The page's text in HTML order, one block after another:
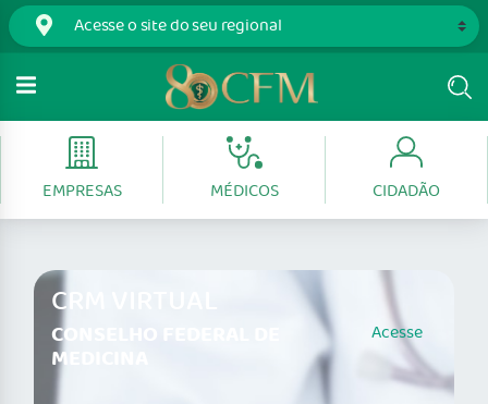
EMPRESAS MÉDICOS CIDADÃO
CRM VIRTUAL
CONSELHO FEDERAL DE
MEDICINA
Acesse